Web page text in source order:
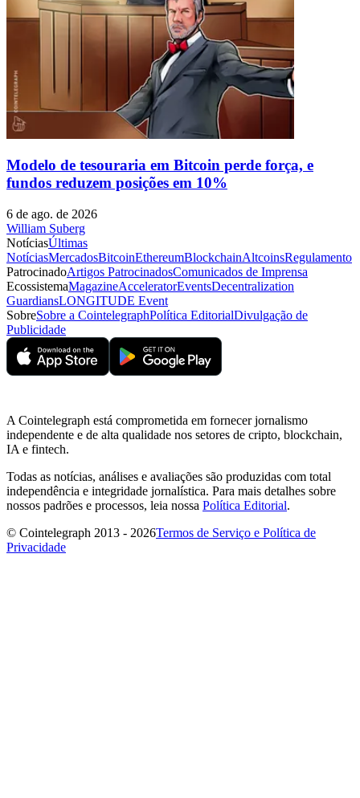
Modelo de tesouraria em Bitcoin perde força, e
fundos reduzem posições em 10%
6 de ago. de 2026
William Suberg
NotíciasÚltimas
NotíciasMercadosBitcoinEthereumBlockchainAltcoinsRegulamento
PatrocinadoArtigos PatrocinadosComunicados de Imprensa
EcossistemaMagazineAcceleratorEventsDecentralization
GuardiansLONGITUDE Event
SobreSobre a CointelegraphPolítica EditorialDivulgação de
Publicidade
A Cointelegraph está comprometida em fornecer jornalismo
independente e de alta qualidade nos setores de cripto, blockchain,
IA e fintech.
Todas as notícias, análises e avaliações são produzidas com total
independência e integridade jornalística. Para mais detalhes sobre
nossos padrões e processos, leia nossa Política Editorial.
© Cointelegraph 2013 - 2026Termos de Serviço e Política de
Privacidade